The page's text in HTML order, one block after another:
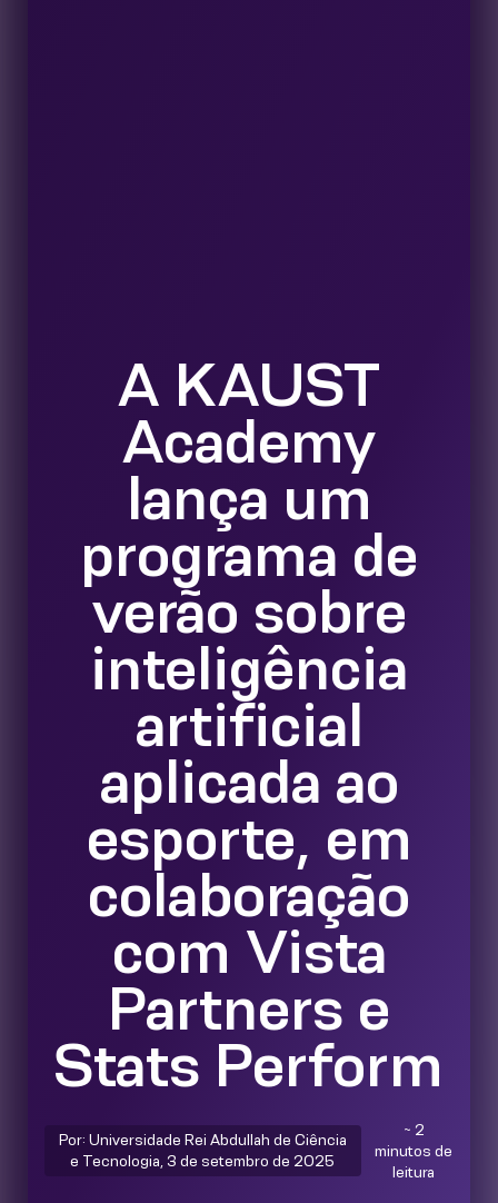
A KAUST
Academy
lança um
programa de
verão sobre
inteligência
artificial
aplicada ao
esporte, em
colaboração
com Vista
Partners e
Stats Perform
Por: Universidade Rei Abdullah de Ciência
e Tecnologia, 3 de setembro de 2025
~ 2
minutos de
leitura